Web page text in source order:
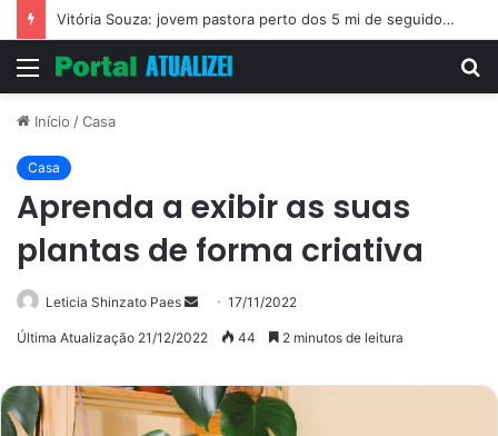
Vitória Souza: jovem pastora perto dos 5 mi de seguidores na web
Menu
Início /Casa
Casa
Aprenda a exibir as suas
plantas de forma criativa
Leticia Shinzato Paes
Mande17/11/2022
Última Atualização 21/12/2022 44 2 minutos de leitura